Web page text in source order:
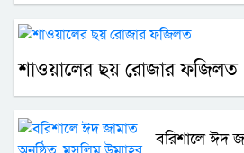
শাওয়ালের ছয় রোজার ফজিলত
বরিশালে ঈদ